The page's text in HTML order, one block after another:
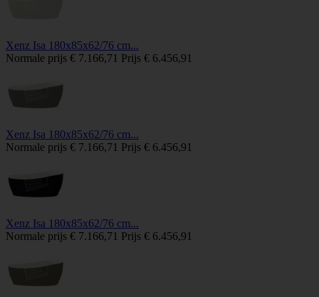
Xenz Isa 180x85x62/76 cm...
Normale prijs € 7.166,71 Prijs € 6.456,91
Xenz Isa 180x85x62/76 cm...
Normale prijs € 7.166,71 Prijs € 6.456,91
Xenz Isa 180x85x62/76 cm...
Normale prijs € 7.166,71 Prijs € 6.456,91